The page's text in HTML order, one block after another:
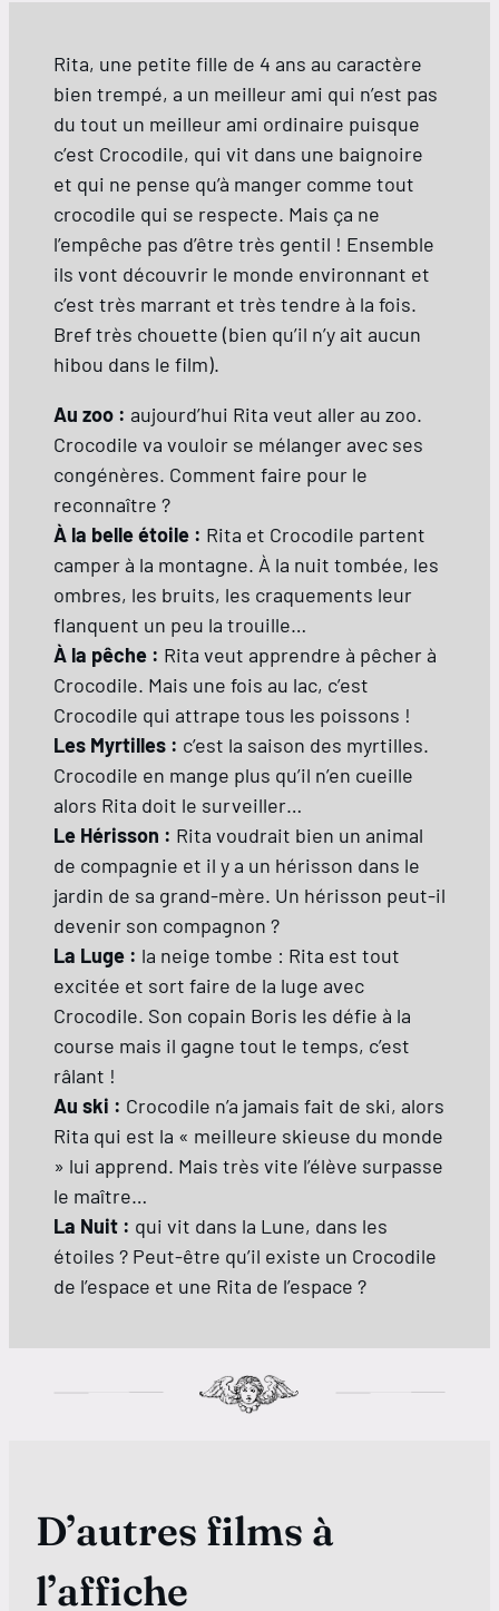
15:30
Rita, une petite fille de 4 ans au caractère
bien trempé, a un meilleur ami qui n’est pas
du tout un meilleur ami ordinaire puisque
c’est Crocodile, qui vit dans une baignoire
et qui ne pense qu’à manger comme tout
crocodile qui se respecte. Mais ça ne
l’empêche pas d’être très gentil ! Ensemble
ils vont découvrir le monde environnant et
c’est très marrant et très tendre à la fois.
Bref très chouette (bien qu’il n’y ait aucun
hibou dans le film).
Au zoo : aujourd’hui Rita veut aller au zoo.
Crocodile va vouloir se mélanger avec ses
congénères. Comment faire pour le
reconnaître ?
À la belle étoile : Rita et Crocodile partent
camper à la montagne. À la nuit tombée, les
ombres, les bruits, les craquements leur
flanquent un peu la trouille…
À la pêche : Rita veut apprendre à pêcher à
Crocodile. Mais une fois au lac, c’est
Crocodile qui attrape tous les poissons !
Les Myrtilles : c’est la saison des myrtilles.
Crocodile en mange plus qu’il n’en cueille
alors Rita doit le surveiller…
Le Hérisson : Rita voudrait bien un animal
de compagnie et il y a un hérisson dans le
jardin de sa grand-mère. Un hérisson peut-il
devenir son compagnon ?
La Luge : la neige tombe : Rita est tout
excitée et sort faire de la luge avec
Crocodile. Son copain Boris les défie à la
course mais il gagne tout le temps, c’est
râlant !
Au ski : Crocodile n’a jamais fait de ski, alors
Rita qui est la « meilleure skieuse du monde
» lui apprend. Mais très vite l’élève surpasse
le maître…
La Nuit : qui vit dans la Lune, dans les
étoiles ? Peut-être qu’il existe un Crocodile
de l’espace et une Rita de l’espace ?
D’autres films à
l’affiche